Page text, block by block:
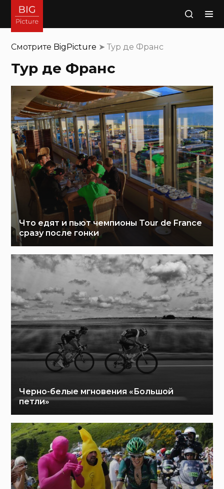
Поиск
Смотрите BigPicture ➤Тур де Франс
Тур де Франс
Что едят и пьют чемпионы Tour de France
сразу после гонки
Черно-белые мгновения «Большой
петли»